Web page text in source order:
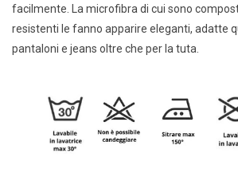
facilmente. La microfibra di cui sono
resistenti le fanno apparire eleganti, adatte
pantaloni e jeans oltre che per la tuta.